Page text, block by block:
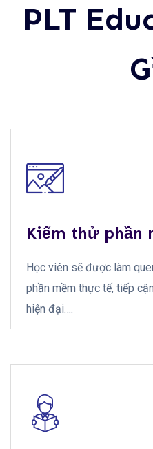
PLT
Kiểm thử phần
Học viên sẽ được làm
phần mềm thực tế, tiếp
hiện đại….